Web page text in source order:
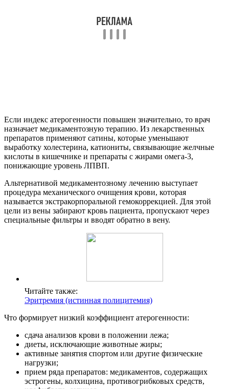
Если индекс атерогенности повышен значительно, то врач
назначает медикаментозную терапию. Из лекарственных
препаратов применяют сатины, которые уменьшают
выработку холестерина, катиониты, связывающие желчные
кислоты в кишечнике и препараты с жирами омега-3,
понижающие уровень ЛПВП.
Альтернативой медикаментозному лечению выступает
процедура механического очищения крови, которая
называется экстракорпоральной гемокоррекцией. Для этой
цели из вены забирают кровь пациента, пропускают через
специальные фильтры и вводят обратно в вену.
Читайте также:
Эритремия (истинная полицитемия)
Что формирует низкий коэффициент атерогенности:
сдача анализов крови в положении лежа;
диеты, исключающие животные жиры;
активные занятия спортом или другие физические
нагрузки;
прием ряда препаратов: медикаментов, содержащих
эстрогены, колхицина, противогрибковых средств,